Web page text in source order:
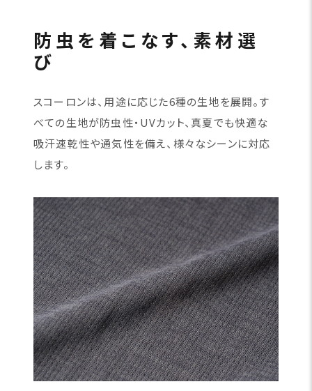
防虫を着こなす、素材選
び
スコーロンは、用途に応じた6種の生地を展開。す
べての生地が防虫性・UVカット、真夏でも快適な
吸汗速乾性や通気性を備え、様々なシーンに対応
します。